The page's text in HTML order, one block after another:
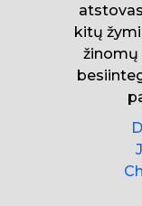
kitų
žinomų